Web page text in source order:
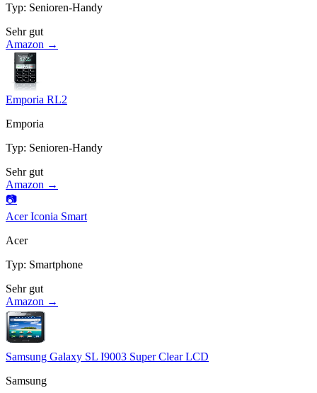
Typ: Senioren-Handy
Sehr gut
Amazon →
Emporia RL2
Emporia
Typ: Senioren-Handy
Sehr gut
Amazon →
📷
Acer Iconia Smart
Acer
Typ: Smartphone
Sehr gut
Amazon →
Samsung Galaxy SL I9003 Super Clear LCD
Samsung